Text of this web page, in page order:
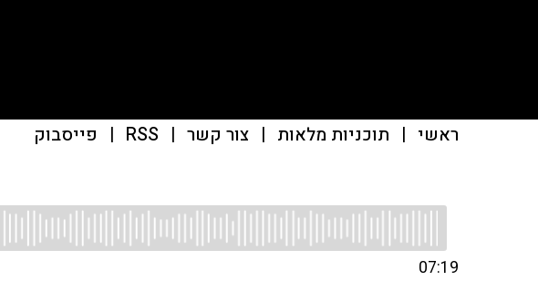
ראשי | תוכניות מלאות | צור קשר |
RSS
| פייסבוק
07:19